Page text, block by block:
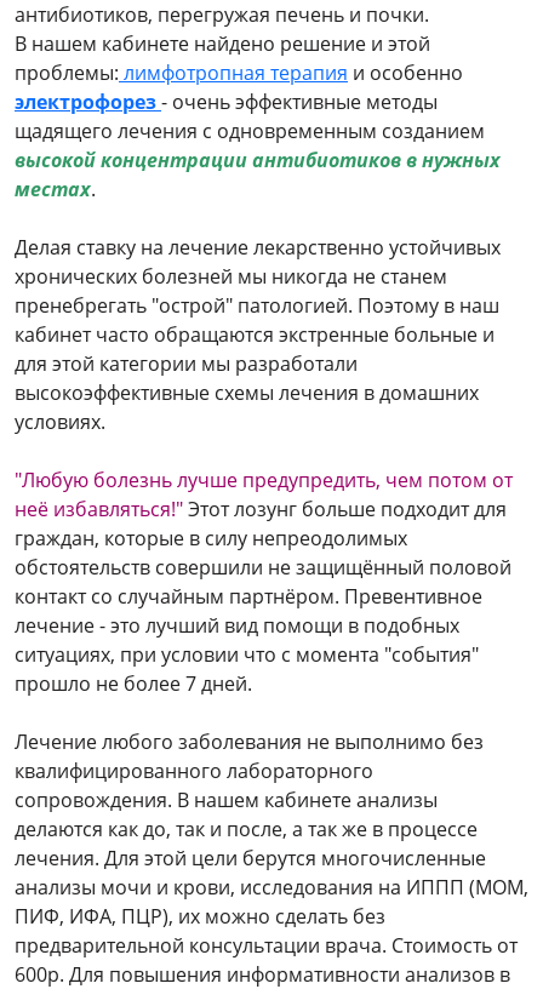
антибиотиков, перегружая печень и почки.
В нашем кабинете найдено решение и этой
проблемы: лимфотропная терапия и особенно
электрофорез- очень эффективные методы
щадящего лечения с одновременным созданием
высокой концентрации антибиотиков в нужных
местах.
Делая ставку на лечение лекарственно устойчивых
хронических болезней мы никогда не станем
пренебрегать "острой" патологией. Поэтому в наш
кабинет часто обращаются экстренные больные и
для этой категории мы разработали
высокоэффективные схемы лечения в домашних
условиях.
"Любую болезнь лучше предупредить, чем потом от
неё избавляться!"Этот лозунг больше подходит для
граждан, которые в силу непреодолимых
обстоятельств совершили не защищённый половой
контакт со случайным партнёром. Превентивное
лечение - это лучший вид помощи в подобных
ситуациях, при условии что с момента "события"
прошло не более 7 дней.
Лечение любого заболевания не выполнимо без
квалифицированного лабораторного
сопровождения. В нашем кабинете анализы
делаются как до, так и после, а так же в процессе
лечения. Для этой цели берутся многочисленные
анализы мочи и крови, исследования на ИППП (МОМ,
ПИФ, ИФА, ПЦР), их можно сделать без
предварительной консультации врача. Стоимость от
600р. Для повышения информативности анализов в